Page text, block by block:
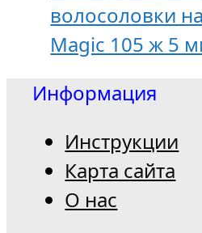
волосоловки
Magic 105 ж 5
Информация
Инструкции
Карта сайта
О нас